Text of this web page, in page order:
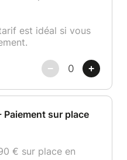
est idéal si vous
sur place
€ sur place en